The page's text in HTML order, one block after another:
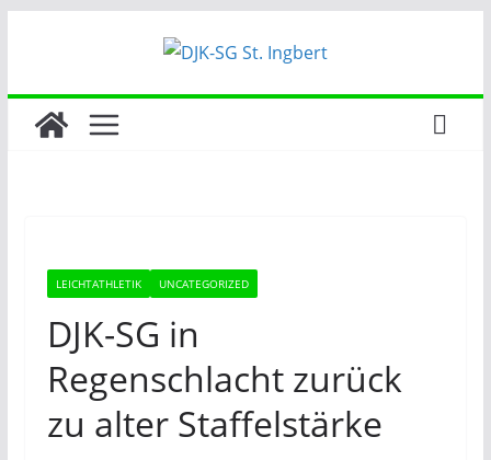
LEICHTATHLETIK UNCATEGORIZED
DJK-SG in
Regenschlacht zurück
zu alter Staffelstärke